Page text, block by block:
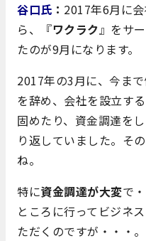
谷口氏 ： 2017年6月に
ら、『ワクラク』をサ
たのが9月になります。
2017年の3月に、今ま
を辞め、会社を設立す
固めたり、資金調達を
り返していました。そ
ね。
特に資金調達が大変で
ところに行ってビジネ
ただくのですが・・・。